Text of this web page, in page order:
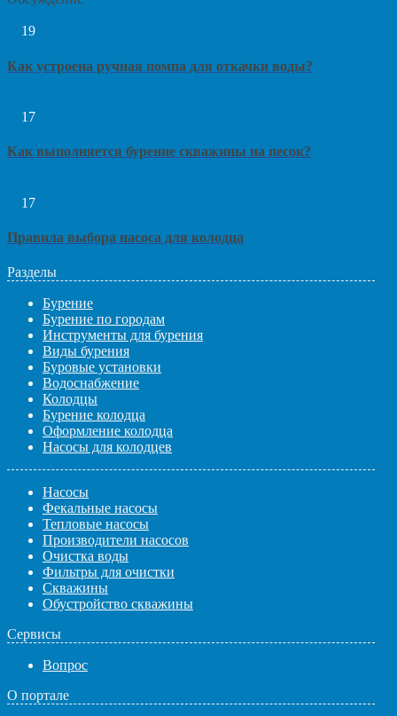
19
Как устроена ручная помпа для откачки воды?
17
Как выполняется бурение скважины на песок?
17
Правила выбора насоса для колодца
Разделы
Бурение
Бурение по городам
Инструменты для бурения
Виды бурения
Буровые установки
Водоснабжение
Колодцы
Бурение колодца
Оформление колодца
Насосы для колодцев
Насосы
Фекальные насосы
Тепловые насосы
Производители насосов
Очистка воды
Фильтры для очистки
Скважины
Обустройство скважины
Сервисы
Вопрос
О портале